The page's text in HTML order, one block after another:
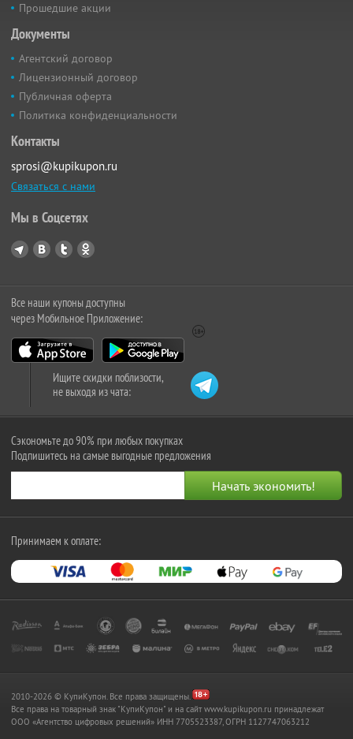
Прошедшие акции
Документы
Агентский договор
Лицензионный договор
Публичная оферта
Политика конфиденциальности
Контакты
sprosi@kupikupon.ru
Связаться с нами
Мы в Соцсетях
Все наши купоны доступны
через Мобильное Приложение:
Ищите скидки поблизости,
не выходя из чата:
Сэкономьте до 90% при любых покупках
Подпишитесь на самые выгодные предложения
Принимаем к оплате:
2010-2026 © КупиКупон. Все права защищены.
Все права на товарный знак "КупиКупон" и на сайт www.kupikupon.ru принадлежат
OOO «Агентство цифровых решений» ИНН 7705523387, ОГРН 1127747063212